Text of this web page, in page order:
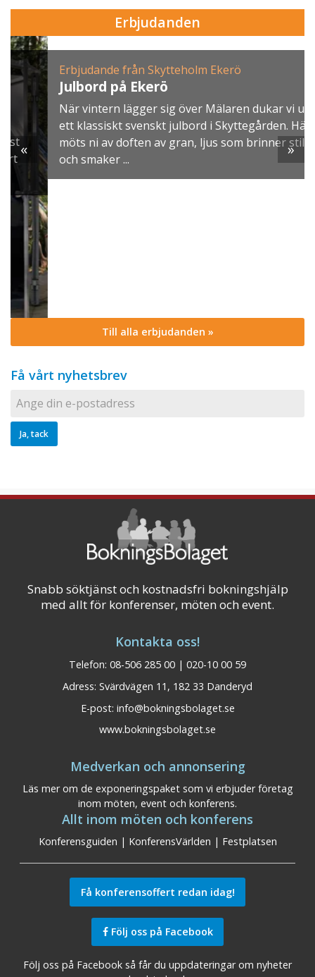
Erbjudanden
Erbjudande från Skytteholm Ekerö
Julbord på Ekerö
När vintern lägger sig över Mälaren dukar vi upp
ett klassiskt svenskt julbord i Skyttegården. Här
möts ni av doften av gran, ljus som brinner stilla
och smaker ...
« »
Till alla erbjudanden »
Få vårt nyhetsbrev
Snabb söktjänst och kostnadsfri bokningshjälp
med allt för konferenser, möten och event.
Kontakta oss!
Telefon: 08-506 285 00 | 020-10 00 59
Adress: Svärdvägen 11, 182 33 Danderyd
E-post: info@bokningsbolaget.se
www.bokningsbolaget.se
Medverkan och annonsering
Läs mer om de exponeringspaket som vi erbjuder företag
inom möten, event och konferens.
Allt inom möten och konferens
Konferensguiden | KonferensVärlden | Festplatsen
Få konferensoffert redan idag!
Följ oss på Facebook
Följ oss på Facebook så får du uppdateringar om nyheter